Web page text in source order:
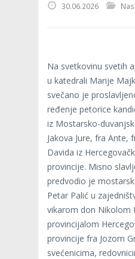
30.06.2026
Na svetkovinu svetih
u katedrali Marije
svečano je
ređenje petorice
iz Mostarsko-
Jakova Jure, fra Ante,
Davida iz
provincije. Misno
predvodio je
Petar Palić u
vikarom don Nikolom
provincijalom
provincije fra Jozom
svećenicima,